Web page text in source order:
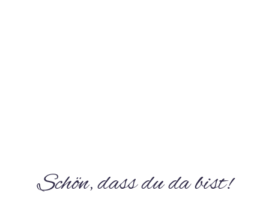
Schön, dass du da bist!